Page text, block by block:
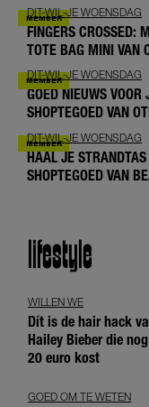
DIT-WIL-JE WOENSDAG
FINGERS CROSSED:
TOTE BAG MINI VAN
DIT-WIL-JE WOENSDAG
GOED NIEUWS
SHOPTEGOED VAN
DIT-WIL-JE WOENSDAG
HAAL JE
SHOPTEGOED VAN
lifestyle
WILLEN WE
Dít is de hair hack
Hailey Bieber die
20 euro kost
GOED OM TE WETEN